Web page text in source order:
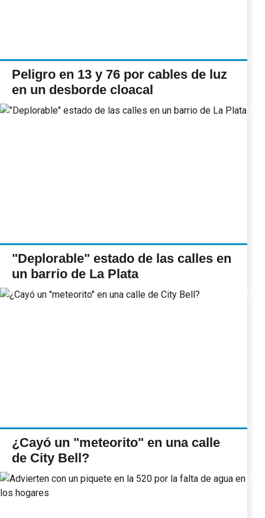
Peligro en 13 y 76 por cables de luz
en un desborde cloacal
"Deplorable" estado de las calles en
un barrio de La Plata
¿Cayó un "meteorito" en una calle
de City Bell?